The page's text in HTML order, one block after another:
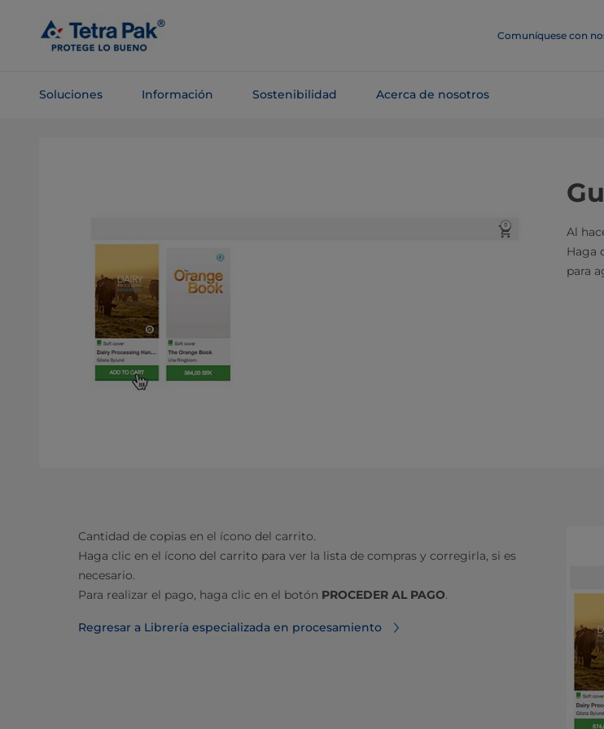
contenido
principal
Comuníquese con
Soluciones Información Sostenibilidad Acerca de nosotros
Al
Haga
para
Cantidad de copias en el ícono del carrito.
Haga clic en el ícono del carrito para ver la lista de compras y corregirla, si es
necesario.
Para realizar el pago, haga clic en el botón PROCEDER AL PAGO.
Regresar a Librería especializada en procesamiento